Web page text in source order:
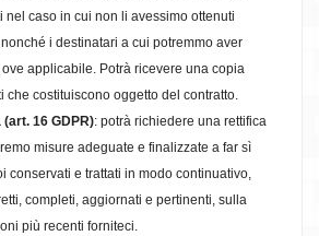
nel caso in cui non li avessimo ottenuti
i destinatari a cui potremmo aver
applicabile. Potrà ricevere una copia
che costituiscono oggetto del contratto.
16 GDPR): potrà richiedere una rettifica
misure adeguate e finalizzate a far sì
conservati e trattati in modo continuativo,
completi, aggiornati e pertinenti, sulla
più recenti forniteci.